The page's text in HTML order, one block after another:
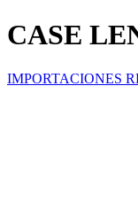
CASE
IMPORTACIONES